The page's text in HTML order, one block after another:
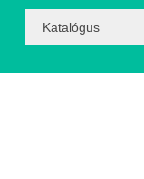
Option: